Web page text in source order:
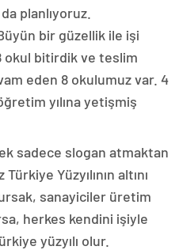
planlıyoruz.
bir güzellik ile işi
okul bitirdik ve teslim
eden 8 okulumuz var. 4
yılına yetişmiş
sadece slogan atmaktan
Yüzyılının altını
sanayiciler üretim
herkes kendini işiyle
yüzyılı olur.